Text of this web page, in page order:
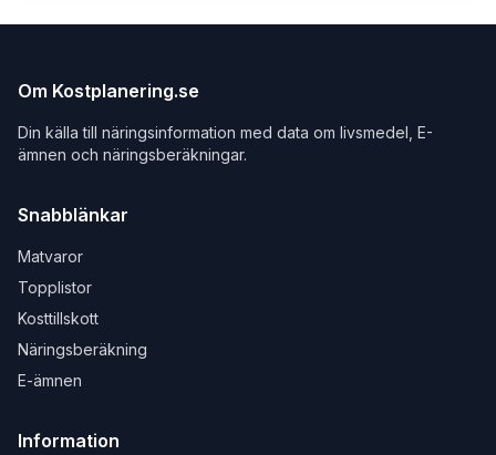
Om Kostplanering.se
Din källa till näringsinformation med data om livsmedel, E-
ämnen och näringsberäkningar.
Snabblänkar
Matvaror
Topplistor
Kosttillskott
Näringsberäkning
E-ämnen
Information